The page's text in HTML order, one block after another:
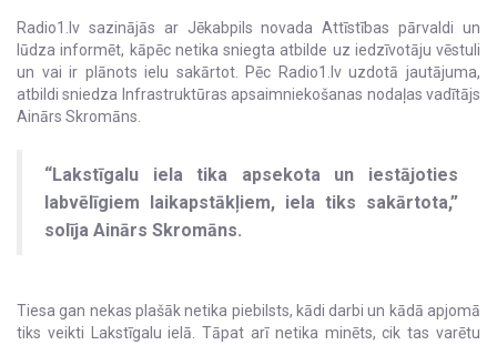
Radio1.lv sazinājās ar Jēkabpils novada Attīstības pārvaldi un
lūdza informēt, kāpēc netika sniegta atbilde uz iedzīvotāju vēstuli
un vai ir plānots ielu sakārtot. Pēc Radio1.lv uzdotā jautājuma,
atbildi sniedza Infrastruktūras apsaimniekošanas nodaļas vadītājs
Ainārs Skromāns.
“Lakstīgalu iela tika apsekota un iestājoties
labvēlīgiem laikapstākļiem, iela tiks sakārtota,”
solīja Ainārs Skromāns.
Tiesa gan nekas plašāk netika piebilsts, kādi darbi un kādā apjomā
tiks veikti Lakstīgalu ielā. Tāpat arī netika minēts, cik tas varētu